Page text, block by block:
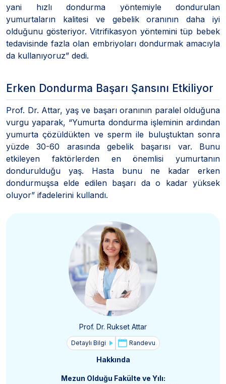
yani hızlı dondurma yöntemiyle dondurulan
yumurtaların kalitesi ve gebelik oranının daha iyi
olduğunu gösteriyor. Vitrifikasyon yöntemini tüp bebek
tedavisinde fazla olan embriyoları dondurmak amacıyla
da kullanıyoruz” dedi.
Erken Dondurma Başarı Şansını Etkiliyor
Prof. Dr. Attar, yaş ve başarı oranının paralel olduğuna
vurgu yaparak, “Yumurta dondurma işleminin ardından
yumurta çözüldükten ve sperm ile buluştuktan sonra
yüzde 30-60 arasında gebelik başarısı var. Bunu
etkileyen faktörlerden en önemlisi yumurtanın
dondurulduğu yaş. Hasta bunu ne kadar erken
dondurmuşsa elde edilen başarı da o kadar yüksek
oluyor” ifadelerini kullandı.
Prof. Dr. Rukset Attar
Detaylı Bilgi Randevu
Hakkında
Mezun Olduğu Fakülte ve Yılı: